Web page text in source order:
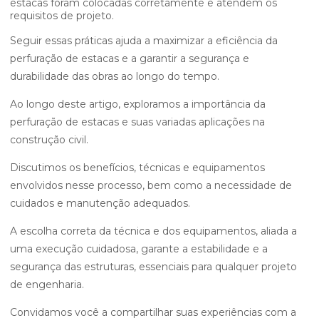
estacas foram colocadas corretamente e atendem os
requisitos de projeto.
Seguir essas práticas ajuda a maximizar a eficiência da
perfuração de estacas e a garantir a segurança e
durabilidade das obras ao longo do tempo.
Ao longo deste artigo, exploramos a importância da
perfuração de estacas e suas variadas aplicações na
construção civil.
Discutimos os benefícios, técnicas e equipamentos
envolvidos nesse processo, bem como a necessidade de
cuidados e manutenção adequados.
A escolha correta da técnica e dos equipamentos, aliada a
uma execução cuidadosa, garante a estabilidade e a
segurança das estruturas, essenciais para qualquer projeto
de engenharia.
Convidamos você a compartilhar suas experiências com a